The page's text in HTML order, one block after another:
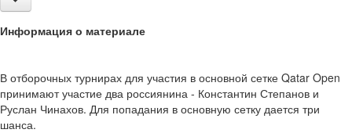
Информация о материале
В отборочных турнирах для участия в основной сетке Qatar Open
принимают участие два россиянина - Константин Степанов и
Руслан Чинахов. Для попадания в основную сетку дается три
шанса.